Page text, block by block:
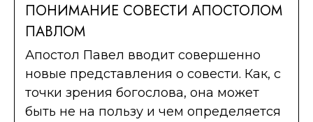
ПОНИМАНИЕ СОВЕСТИ АПОСТОЛОМ
ПАВЛОМ
Апостол Павел вводит совершенно
новые представления о совести. Как, с
точки зрения богослова, она может
быть не на пользу и чем определяется